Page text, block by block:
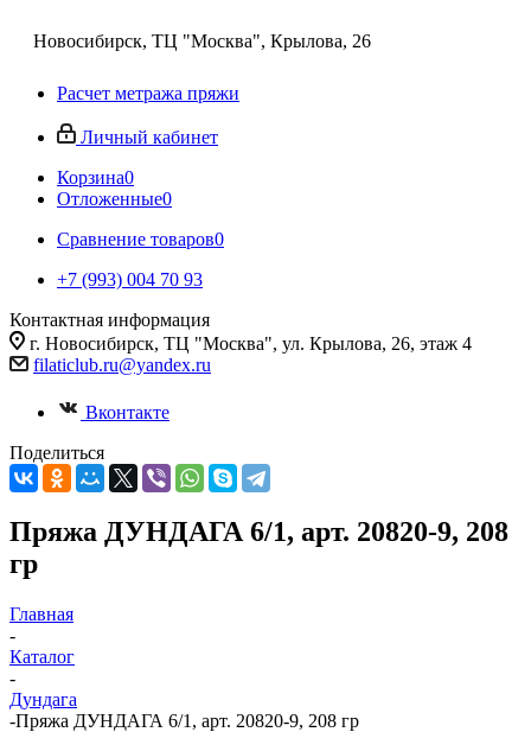
Новосибирск, ТЦ "Москва", Крылова, 26
Расчет метража пряжи
Личный кабинет
Корзина0
Отложенные0
Сравнение товаров0
+7 (993) 004 70 93
Контактная информация
г. Новосибирск, ТЦ "Москва", ул. Крылова, 26, этаж 4
filaticlub.ru@yandex.ru
Вконтакте
Поделиться
Пряжа ДУНДАГА 6/1, арт. 20820-9, 208
гр
Главная
-
Каталог
-
Дундага
-Пряжа ДУНДАГА 6/1, арт. 20820-9, 208 гр